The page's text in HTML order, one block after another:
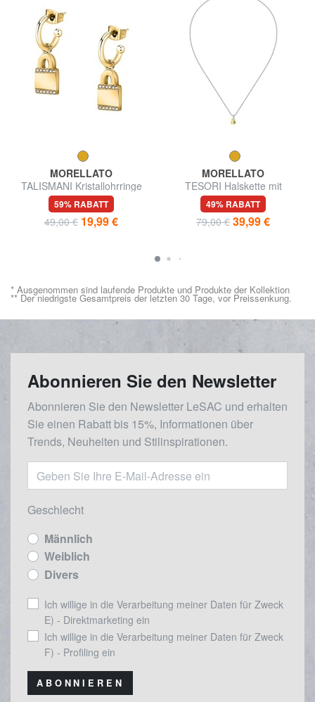
MORELLATO
TALISMANI Kristallohrringe
59% RABATT
49,00 € 19,99 €
MORELLATO
TESORI Halskette mit
Anhänger
49% RABATT
79,00 € 39,99 €
* Ausgenommen sind laufende Produkte und Produkte der Kollektion
** Der niedrigste Gesamtpreis der letzten 30 Tage, vor Preissenkung.
Abonnieren Sie den Newsletter
Abonnieren Sie den Newsletter LeSAC und erhalten
Sie einen Rabatt bis 15%, Informationen über
Trends, Neuheiten und Stilinspirationen.
Geschlecht
Männlich
Weiblich
Divers
Ich willige in die Verarbeitung meiner Daten für Zweck
E) - Direktmarketing ein
Ich willige in die Verarbeitung meiner Daten für Zweck
F) - Profiling ein
ABONNIEREN